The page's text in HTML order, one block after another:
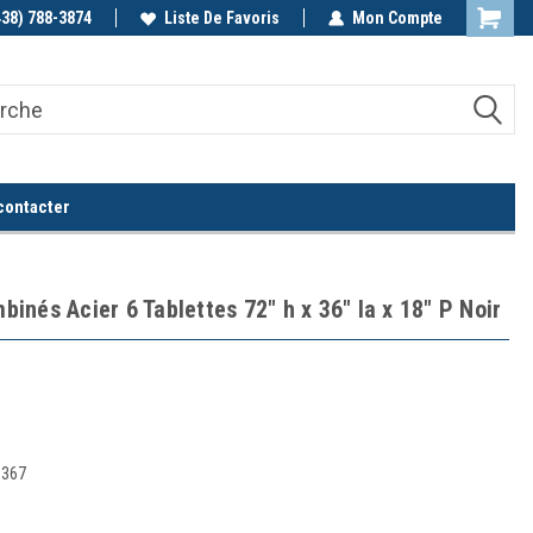
Appelez-nous!
788-3874 Liste De Favoris Mon Compte
Acier 6 Tablettes 72" h x 36" la x 18" P Noir